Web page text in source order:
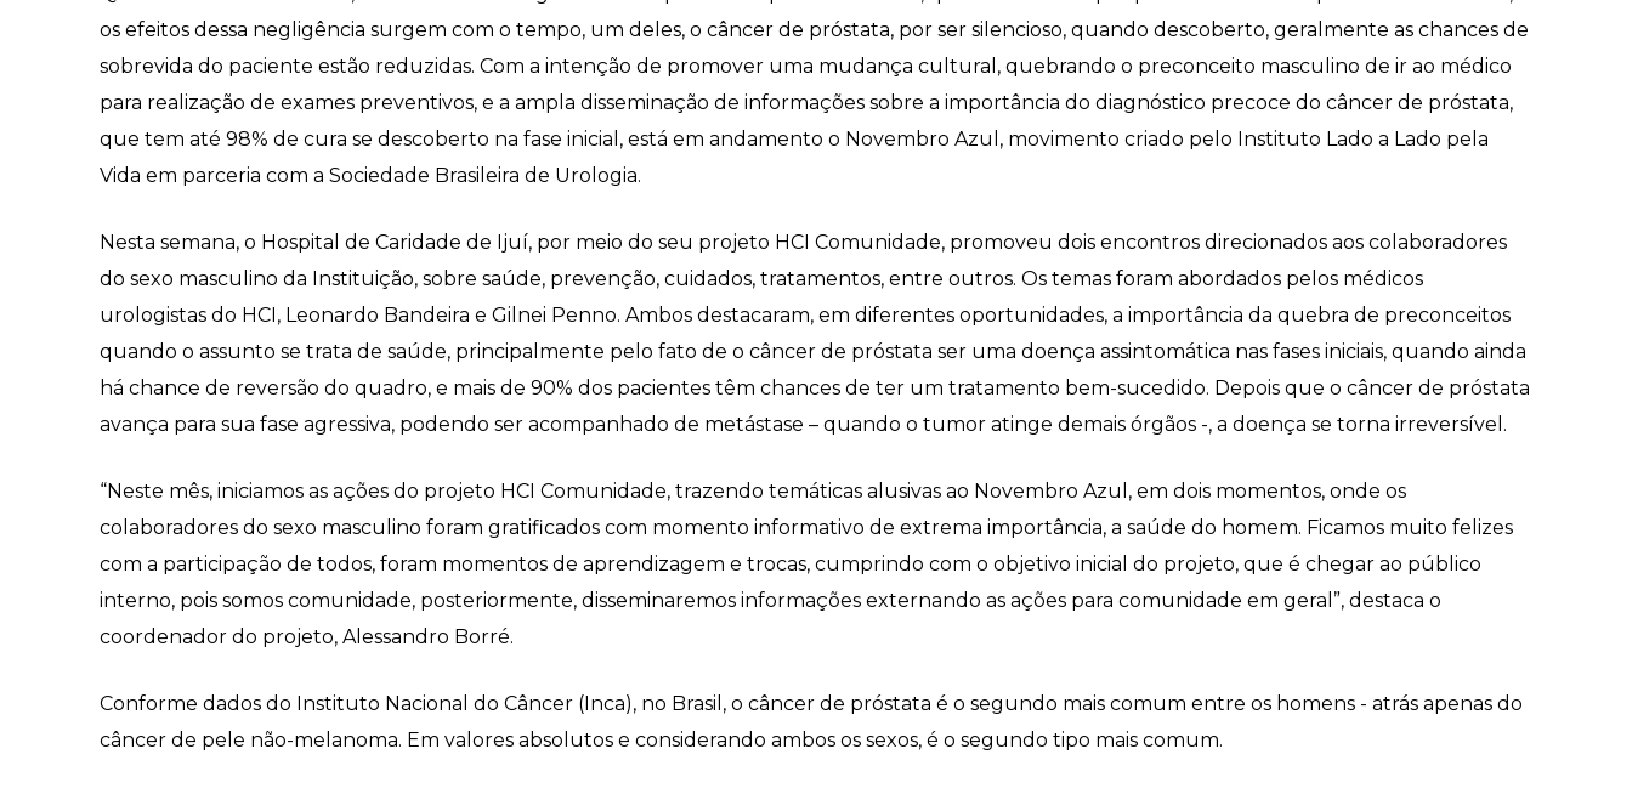
os efeitos dessa negligência surgem com o tempo, um deles, o câncer de próstata, por ser silencioso, quando descoberto, geralmente as chances de
sobrevida do paciente estão reduzidas. Com a intenção de promover uma mudança cultural, quebrando o preconceito masculino de ir ao médico
para realização de exames preventivos, e a ampla disseminação de informações sobre a importância do diagnóstico precoce do câncer de próstata,
que tem até 98% de cura se descoberto na fase inicial, está em andamento o Novembro Azul, movimento criado pelo Instituto Lado a Lado pela
Vida em parceria com a Sociedade Brasileira de Urologia.
Nesta semana, o Hospital de Caridade de Ijuí, por meio do seu projeto HCI Comunidade, promoveu dois encontros direcionados aos colaboradores
do sexo masculino da Instituição, sobre saúde, prevenção, cuidados, tratamentos, entre outros. Os temas foram abordados pelos médicos
urologistas do HCI, Leonardo Bandeira e Gilnei Penno. Ambos destacaram, em diferentes oportunidades, a importância da quebra de preconceitos
quando o assunto se trata de saúde, principalmente pelo fato de o câncer de próstata ser uma doença assintomática nas fases iniciais, quando ainda
há chance de reversão do quadro, e mais de 90% dos pacientes têm chances de ter um tratamento bem-sucedido. Depois que o câncer de próstata
avança para sua fase agressiva, podendo ser acompanhado de metástase – quando o tumor atinge demais órgãos -, a doença se torna irreversível.
“Neste mês, iniciamos as ações do projeto HCI Comunidade, trazendo temáticas alusivas ao Novembro Azul, em dois momentos, onde os
colaboradores do sexo masculino foram gratificados com momento informativo de extrema importância, a saúde do homem. Ficamos muito felizes
com a participação de todos, foram momentos de aprendizagem e trocas, cumprindo com o objetivo inicial do projeto, que é chegar ao público
interno, pois somos comunidade, posteriormente, disseminaremos informações externando as ações para comunidade em geral”, destaca o
coordenador do projeto, Alessandro Borré.
Conforme dados do Instituto Nacional do Câncer (Inca), no Brasil, o câncer de próstata é o segundo mais comum entre os homens - atrás apenas do
câncer de pele não-melanoma. Em valores absolutos e considerando ambos os sexos, é o segundo tipo mais comum.